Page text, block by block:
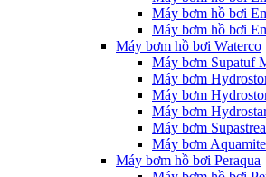
Máy bơm hồ bơi
Máy bơm hồ bơi
Máy bơm hồ bơi Waterco
Máy bơm Supatuf
Máy bơm
Máy bơm
Máy bơm
Máy bơm
Máy bơm Aquamite
Máy bơm hồ bơi Peraqua